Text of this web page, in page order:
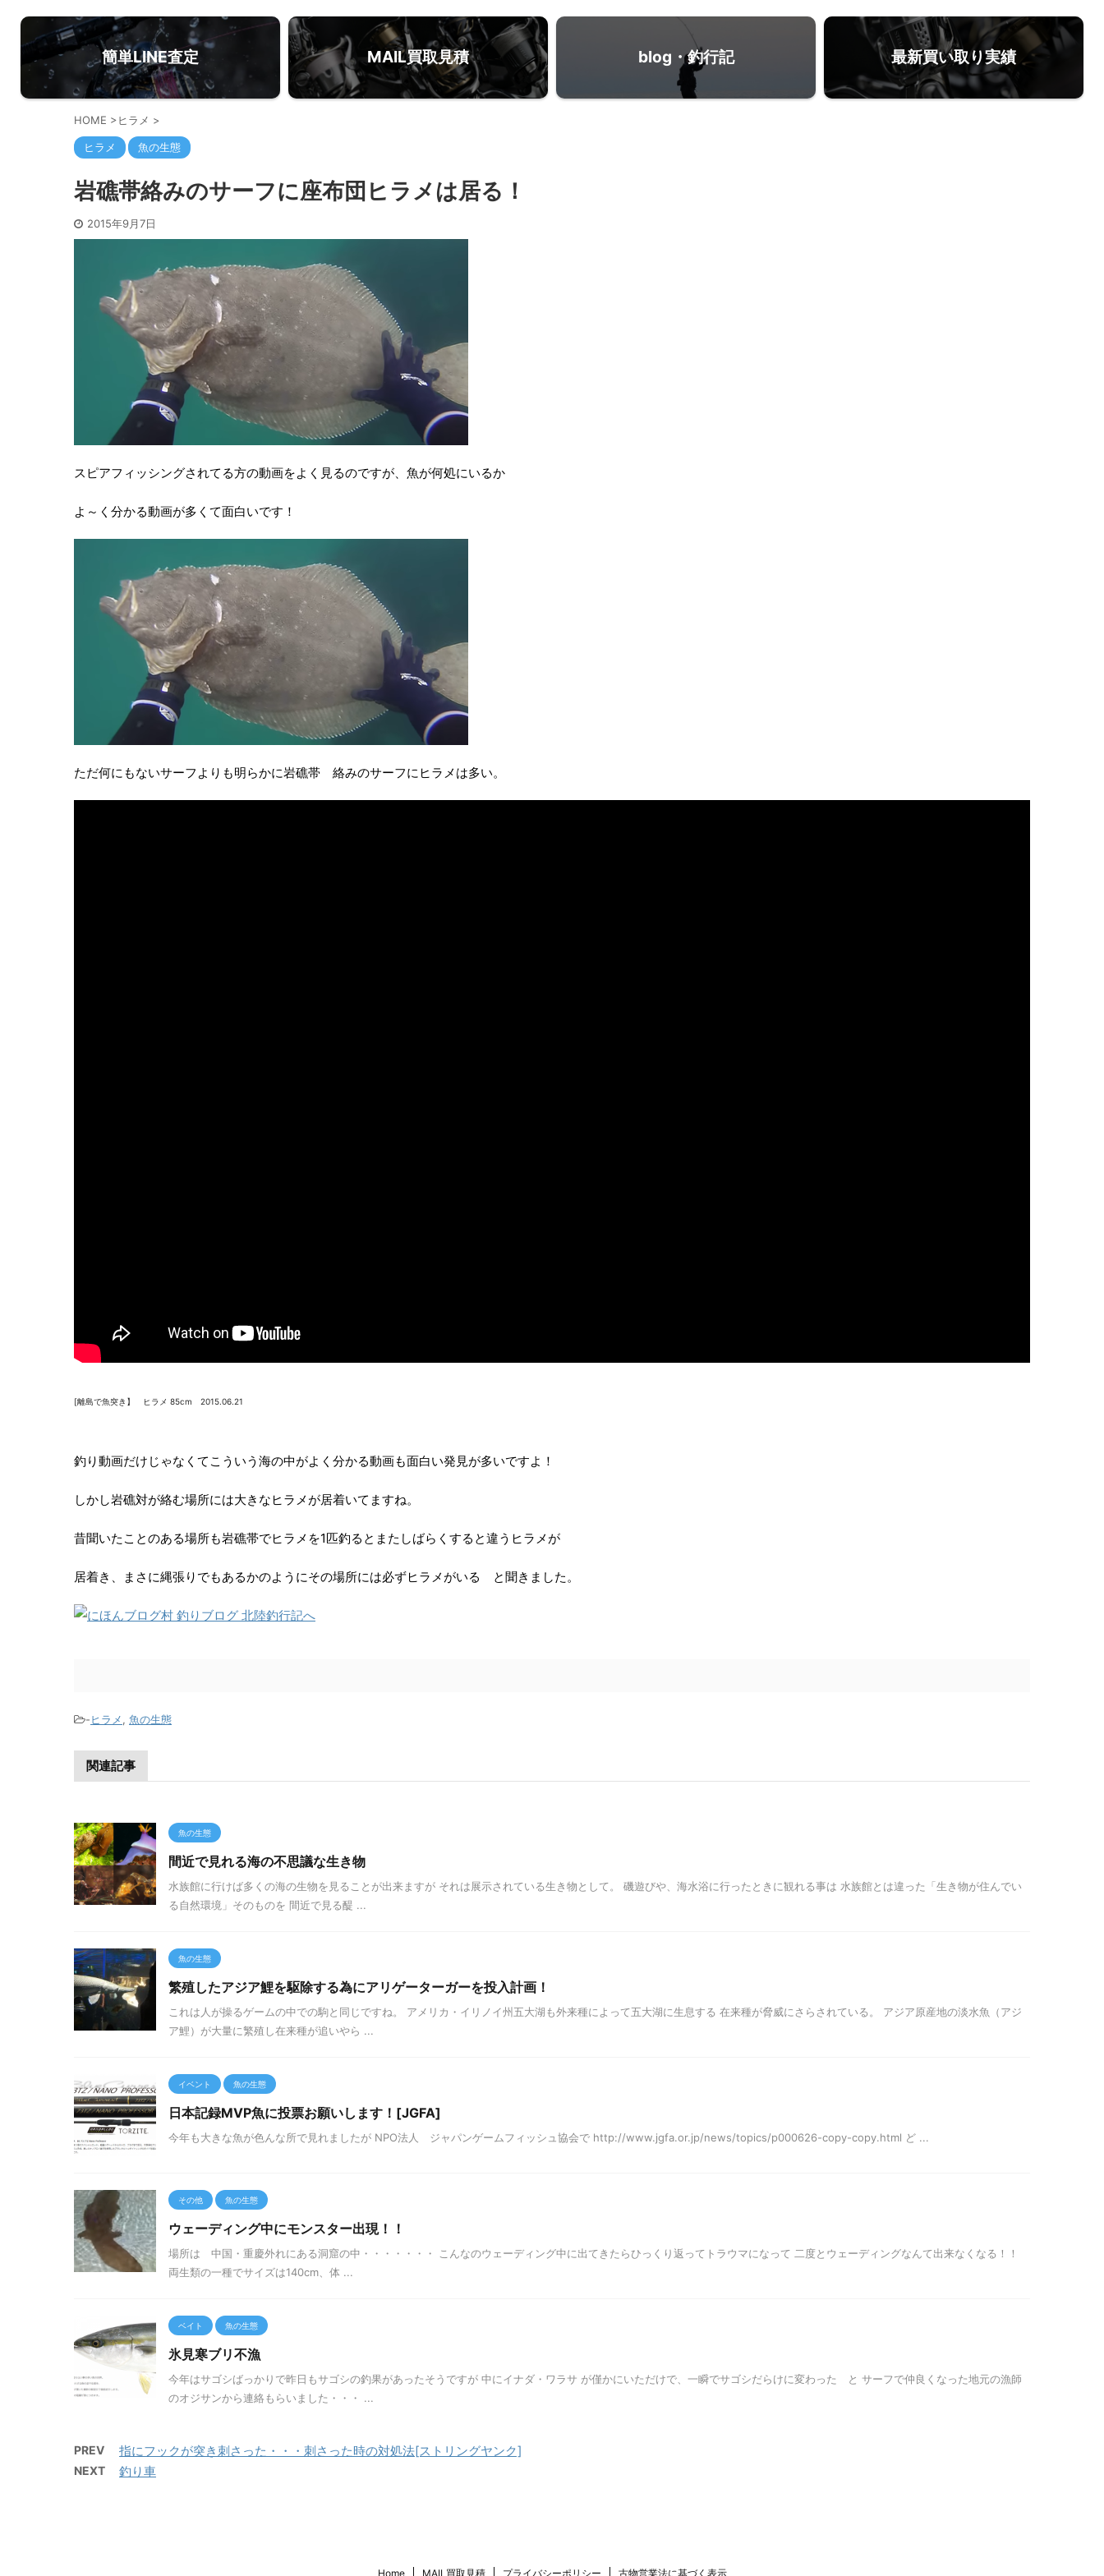
簡単LINE査定 MAIL買取見積 blog・釣行記 最新買い取り実績
HOME >ヒラメ >
ヒラメ 魚の生態
岩礁帯絡みのサーフに座布団ヒラメは居る！
2015年9月7日
スピアフィッシングされてる方の動画をよく見るのですが、魚が何処にいるか
よ～く分かる動画が多くて面白いです！
ただ何にもないサーフよりも明らかに岩礁帯 絡みのサーフにヒラメは多い。
[離島で魚突き】 ヒラメ 85cm 2015.06.21
釣り動画だけじゃなくてこういう海の中がよく分かる動画も面白い発見が多いですよ！
しかし岩礁対が絡む場所には大きなヒラメが居着いてますね。
昔聞いたことのある場所も岩礁帯でヒラメを1匹釣るとまたしばらくすると違うヒラメが
居着き、まさに縄張りでもあるかのようにその場所には必ずヒラメがいる と聞きました。
-ヒラメ, 魚の生態
関連記事
魚の生態
間近で見れる海の不思議な生き物
水族館に行けば多くの海の生物を見ることが出来ますが それは展示されている生き物として。 磯遊びや、海水浴に行ったときに観れる事は 水族館とは違った「生き物が住んでい
る自然環境」そのものを 間近で見る醍 ...
魚の生態
繁殖したアジア鯉を駆除する為にアリゲーターガーを投入計画！
これは人が操るゲームの中での駒と同じですね。 アメリカ・イリノイ州五大湖も外来種によって五大湖に生息する 在来種が脅威にさらされている。 アジア原産地の淡水魚（アジ
ア鯉）が大量に繁殖し在来種が追いやら ...
イベント 魚の生態
日本記録MVP魚に投票お願いします！[JGFA]
今年も大きな魚が色んな所で見れましたが NPO法人 ジャパンゲームフィッシュ協会で http://www.jgfa.or.jp/news/topics/p000626-copy-copy.html ど ...
その他 魚の生態
ウェーディング中にモンスター出現！！
場所は 中国・重慶外れにある洞窟の中・・・・・・・ こんなのウェーディング中に出てきたらひっくり返ってトラウマになって 二度とウェーディングなんて出来なくなる！！
両生類の一種でサイズは140cm、体 ...
ベイト 魚の生態
氷見寒ブリ不漁
今年はサゴシばっかりで昨日もサゴシの釣果があったそうですが 中にイナダ・ワラサ が僅かにいただけで、一瞬でサゴシだらけに変わった と サーフで仲良くなった地元の漁師
のオジサンから連絡もらいました・・・ ...
PREV 指にフックが突き刺さった・・・刺さった時の対処法[ストリングヤンク]
NEXT 釣り車
Home MAIL買取見積 プライバシーポリシー 古物営業法に基づく表示